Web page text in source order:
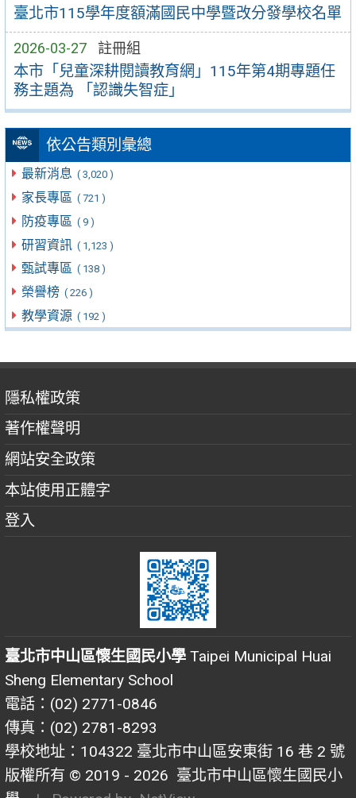
臺北市115學年度額滿國民中學暨改分發學校名單
2026-03-27 註冊組
本市「兒童深耕閱讀教育網」115年第4期專題任
務主題為 「認識失智症」
依公告類別彙總
最新消息 ( 3,020 )
家長專區 ( 721 )
防疫專區 ( 9 )
研習資訊 ( 1,123 )
甄試專區 ( 138 )
榮譽榜 ( 226 )
教學資源 ( 192 )
隱私權政策
著作權聲明
網站安全政策
本站使用正體字
登入
臺北市中山區懷生國民小學 Taipei Municipal Huai
Sheng Elementary School
電話：(02) 2771-0846
傳真：(02) 2781-8293
學校地址：104322 臺北市中山區安東街 16 巷 2 號
版權所有 © 2019 - 2026 臺北市中山區懷生國民小